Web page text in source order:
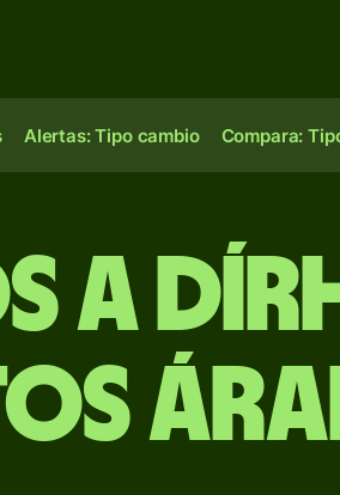
Alertas: Tipo cambio Compara:
a